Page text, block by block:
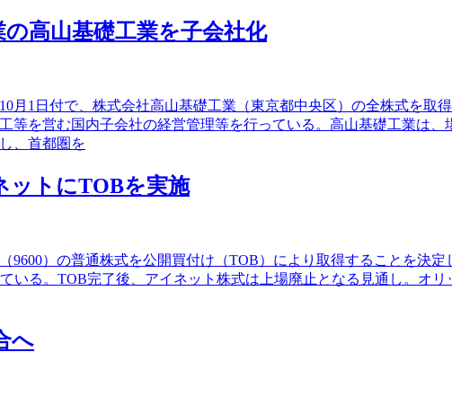
高山基礎工業を子会社化
月1日付で、株式会社高山基礎工業（東京都中央区）の全株式を
等を営む国内子会社の経営管理等を行っている。高山基礎工業は
、首都圏を
ットにTOBを実施
9600）の普通株式を公開買付け（TOB）により取得することを決
いる。TOB完了後、アイネット株式は上場廃止となる見通し。オ
へ